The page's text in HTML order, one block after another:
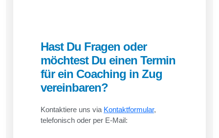
Hast Du Fragen oder
möchtest Du einen Termin
für ein Coaching in Zug
vereinbaren?
Kontaktiere uns via Kontaktformular,
telefonisch oder per E-Mail: